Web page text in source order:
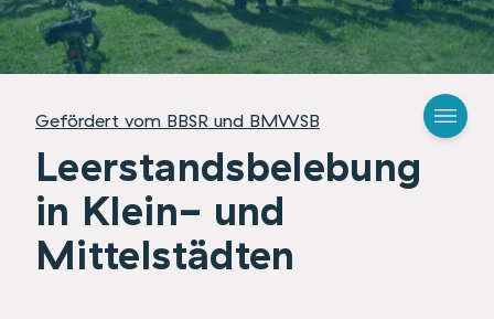
Gefördert vom BBSR und BMWSB
Leerstandsbelebung
in Klein- und
Mittelstädten